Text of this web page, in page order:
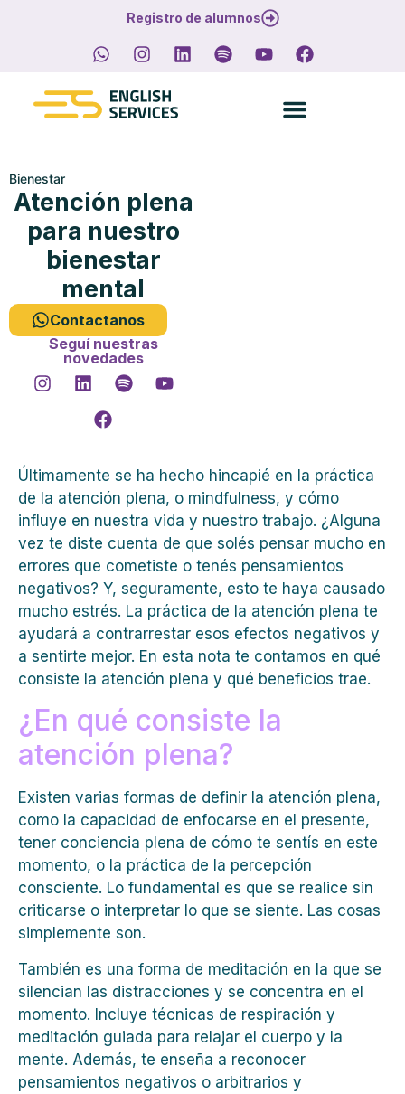
Registro de alumnos
Bienestar
Atención plena
para nuestro
bienestar
mental
Contactanos
Seguí nuestras
novedades
Últimamente se ha hecho hincapié en la práctica
de la atención plena, o mindfulness, y cómo
influye en nuestra vida y nuestro trabajo. ¿Alguna
vez te diste cuenta de que solés pensar mucho en
errores que cometiste o tenés pensamientos
negativos? Y, seguramente, esto te haya causado
mucho estrés. La práctica de la atención plena te
ayudará a contrarrestar esos efectos negativos y
a sentirte mejor. En esta nota te contamos en qué
consiste la atención plena y qué beneficios trae.
¿En qué consiste la
atención plena?
Existen varias formas de definir la atención plena,
como la capacidad de enfocarse en el presente,
tener conciencia plena de cómo te sentís en este
momento, o la práctica de la percepción
consciente. Lo fundamental es que se realice sin
criticarse o interpretar lo que se siente. Las cosas
simplemente son.
También es una forma de meditación en la que se
silencian las distracciones y se concentra en el
momento. Incluye técnicas de respiración y
meditación guiada para relajar el cuerpo y la
mente. Además, te enseña a reconocer
pensamientos negativos o arbitrarios y